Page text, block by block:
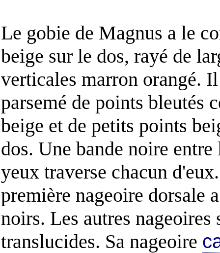
Le gobie de Magnus a le
beige sur le dos, rayé de
verticales marron orangé.
parsemé de points bleutés
beige et de petits points
dos. Une bande noire entre
yeux traverse chacun
première nageoire dorsale
noirs. Les autres nageoires
translucides. Sa nageoire